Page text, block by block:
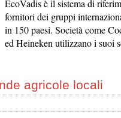
EcoVadis è il sistema di
fornitori dei gruppi
in 150 paesi. Società come
ed Heineken utilizzano i suoi
agricole locali